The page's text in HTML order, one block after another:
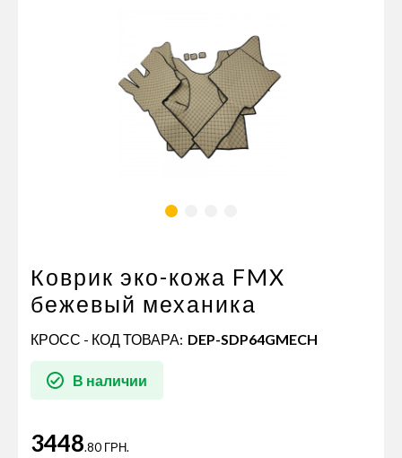
Автономное отопление и
кондиционировани
Стяжные ремни и тросы
Коврик эко-кожа FMX
бежевый механика
КРОСС - КОД ТОВАРА: DEP-SDP64GMECH
В наличии
3448.80 ГРН.